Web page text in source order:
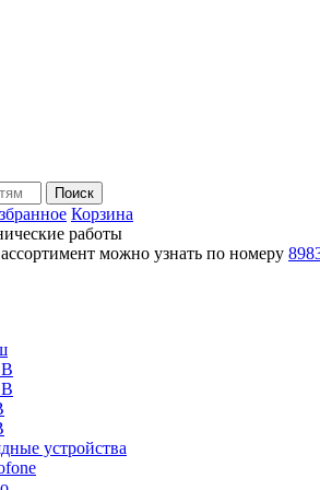
Поиск
Корзина
работы
можно узнать по номеру
устройства